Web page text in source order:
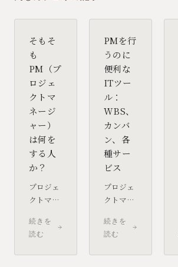
そもそ
も
PM（プ
ロジェ
クトマ
ネージ
ャー）
は何を
する人
か？
プロジェ
クトマネ
（PM）
は、単な
続きを
読む
PMを行
うのに
便利な
ITツー
ル：
WBS、
カンバ
ン、各
種サー
ビス
プロジェ
クトマネ
を、エク
セルやメ
続きを
読む